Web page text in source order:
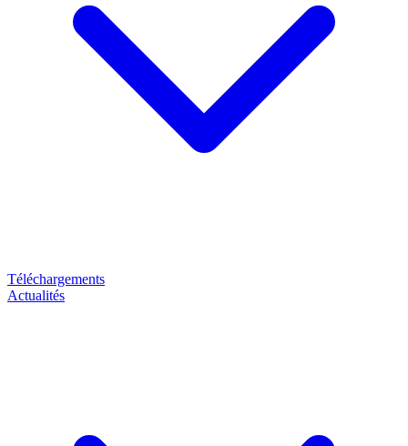
Téléchargements
Actualités